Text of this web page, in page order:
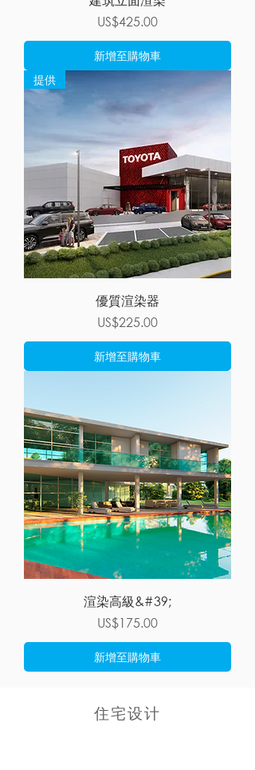
價格
US$425.00
新增至購物車
提供
優質渲染器
價格
US$225.00
新增至購物車
渲染高級&#39;
價格
US$175.00
新增至購物車
住宅设计